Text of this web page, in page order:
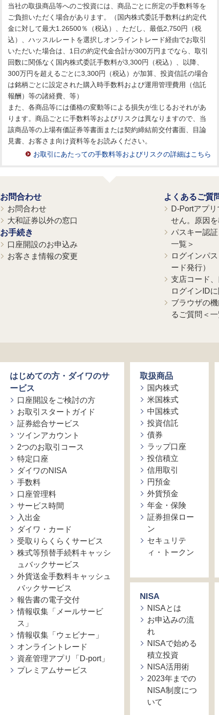
当社の取扱商品等へのご投資には、商品ごとに所定の手数料等を
ご負担いただく場合があります。（国内株式委託手数料は約定代
金に対して最大1.26500％（税込）、ただし、最低2,750円（税
込）、ハッスルレートを選択しオンライントレード経由でお取引
いただいた場合は、1日の約定代金合計が300万円までなら、取引
回数に関係なく国内株式委託手数料が3,300円（税込）、以降、
300万円を超えるごとに3,300円（税込）が加算、投資信託の場合
は銘柄ごとに設定された購入時手数料および運用管理費用（信託
報酬）等の諸経費、等）
また、各商品等には価格の変動等による損失が生じるおそれがあ
ります。商品ごとに手数料等およびリスクは異なりますので、当
該商品等の上場有価証券等書面または契約締結前交付書面、目論
見書、お客さま向け資料等をお読みください。
お取引にあたっての手数料等およびリスクの詳細はこちら
お問合わせ
お問合わせ
大和証券以外の窓口
お手続き
口座開設のお申込み
お客さま情報の変更
よくあるご質
D-Portアプ
せん。原因
パスキー認
一覧＞
ログインパ
ード発行）
支店コード
ログインID
ブラウザの
るご質問＜
はじめての方・ダイワのサ
ービス
口座開設をご検討の方
お取引スタートガイド
証券総合サービス
ツインアカウント
2つのお取引コース
特定口座
ダイワのNISA
手数料
口座管理料
サービス時間
入出金
ダイワ・カード
受取りらくらくサービス
株式等預替手続料キャッシ
ュバックサービス
外貨送金手数料キャッシュ
バックサービス
報告書の電子交付
情報収集「メールサービ
ス」
情報収集「ウェビナー」
オンライントレード
資産管理アプリ「D-port」
プレミアムサービス
取扱商品
国内株式
米国株式
中国株式
投資信託
債券
ラップ口座
投信積立
信用取引
円預金
外貨預金
年金・保険
証券担保ロー
ン
セキュリテ
ィ・トークン
NISA
NISAとは
お申込みの流
れ
NISAで始める
積立投資
NISA活用術
2023年までの
NISA制度につ
いて